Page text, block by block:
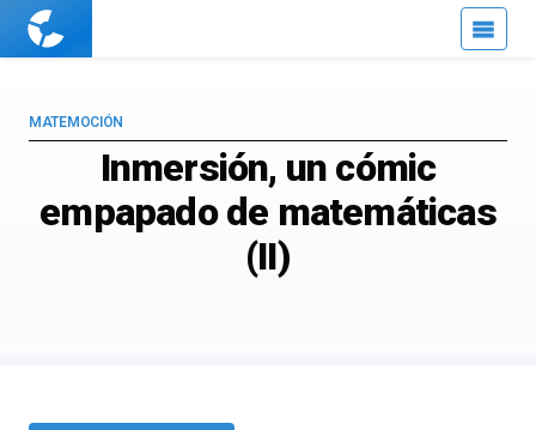
Cuaderno
Inmersión, un cómic
empapado de matemáticas
(II)
MATEMOCIÓN